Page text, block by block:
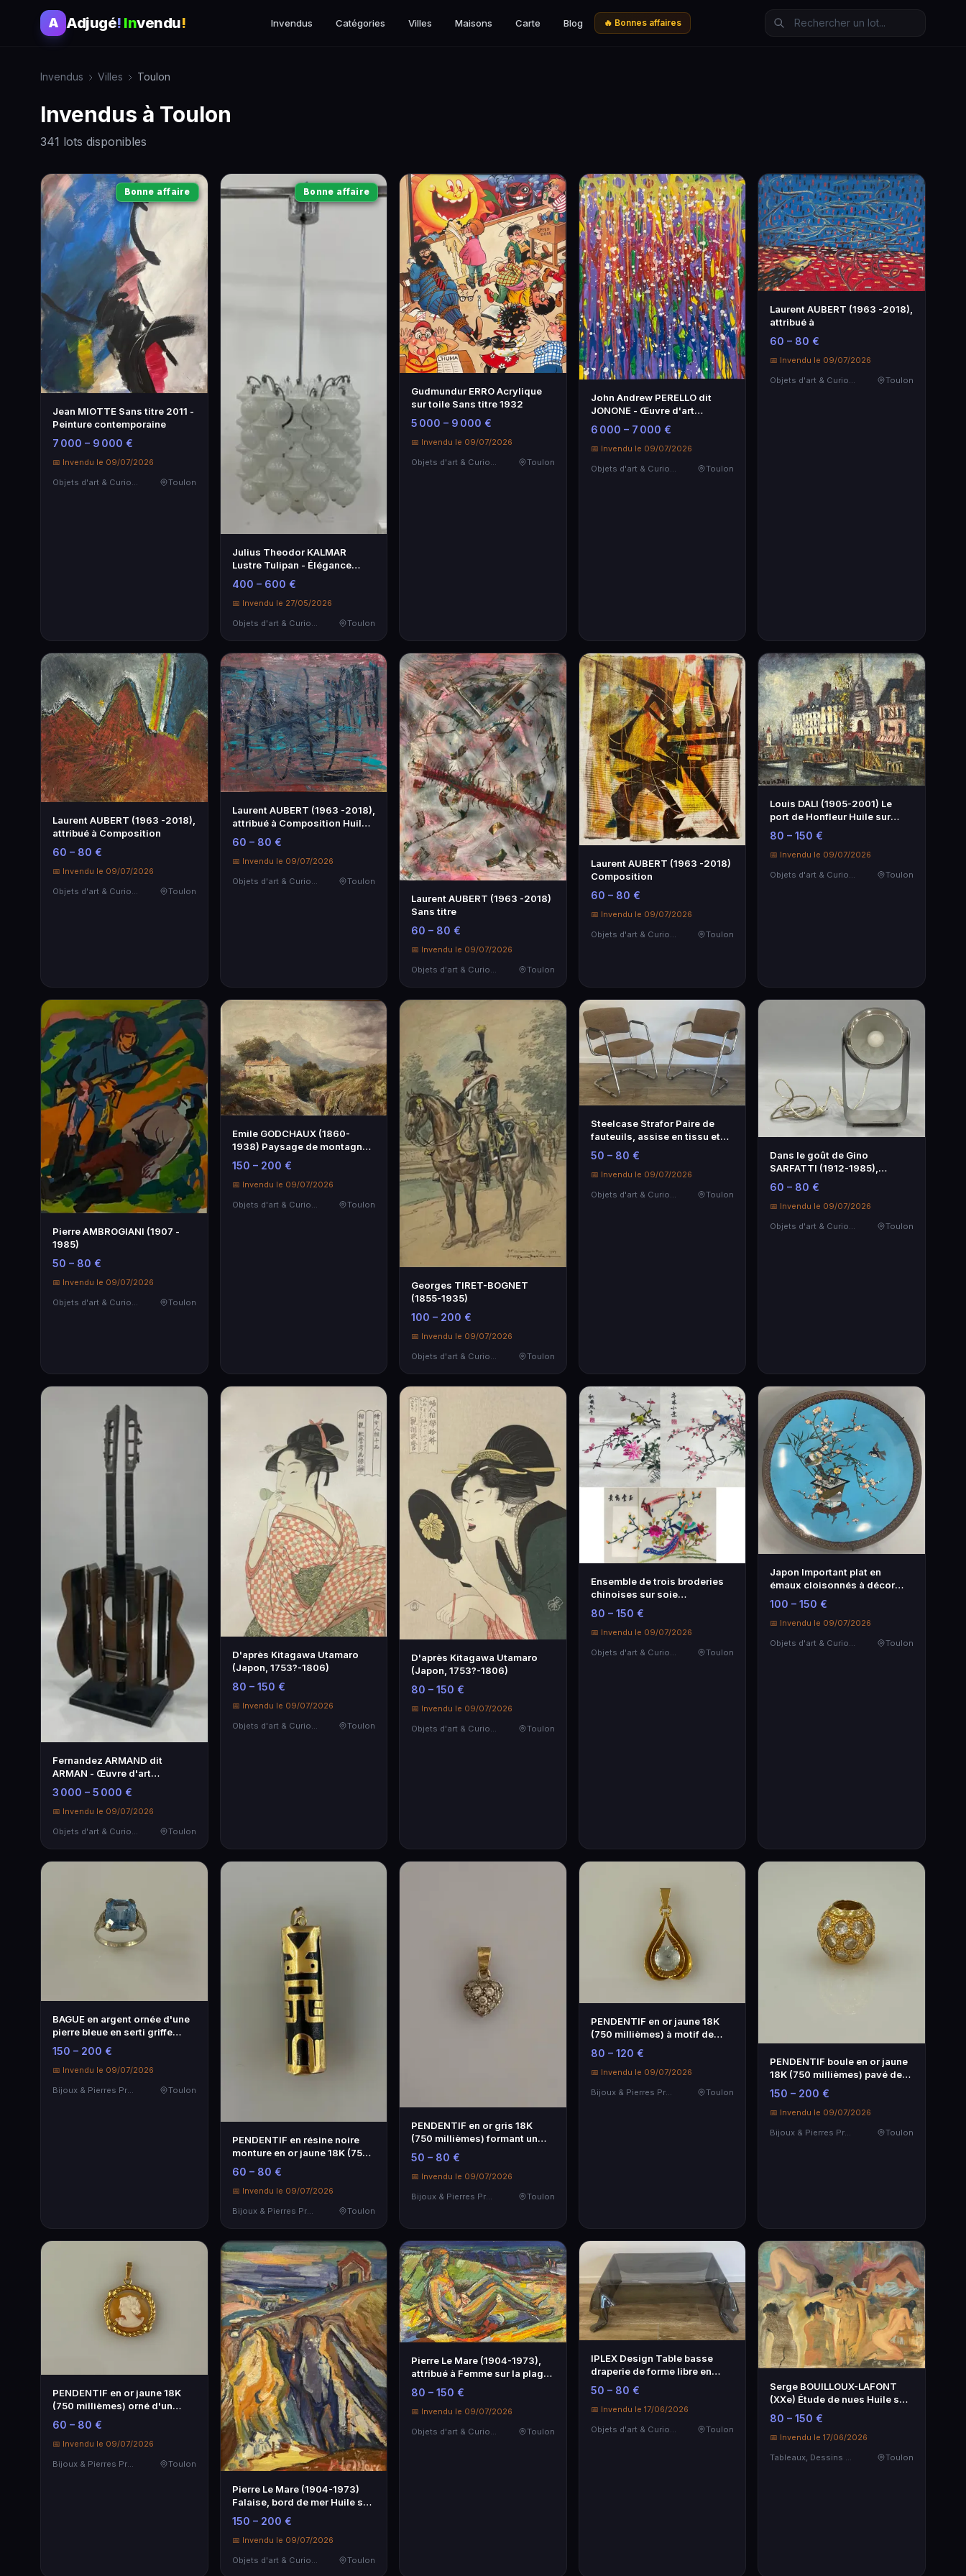
A Adjugé! Invendu! Invendus Catégories Villes Maisons Carte Blog 🔥 Bonnes affaires
Invendus Villes Toulon
Invendus à Toulon
341 lots disponibles
Bonne affaire
Jean MIOTTE Sans titre 2011 -
Peinture contemporaine
7 000 – 9 000 €
📅 Invendu le 09/07/2026
Toulon
Bonne affaire
Julius Theodor KALMAR
Lustre Tulipan - Élégance
Vintage
400 – 600 €
📅 Invendu le 27/05/2026
Toulon
Gudmundur ERRO Acrylique
sur toile Sans titre 1932
5 000 – 9 000 €
📅 Invendu le 09/07/2026
Objets d'art & Curiosités
Toulon
John Andrew PERELLO dit
JONONE - Œuvre d'art
contemporaine
6 000 – 7 000 €
📅 Invendu le 09/07/2026
Objets d'art & Curiosités
Toulon
Laurent AUBERT (1963 -2018),
attribué à
60 – 80 €
📅 Invendu le 09/07/2026
Toulon
Laurent AUBERT (1963 -2018),
attribué à Composition
60 – 80 €
📅 Invendu le 09/07/2026
Objets d'art & Curiosités
Toulon
Laurent AUBERT (1963 -2018),
attribué à Composition Huile
su…
60 – 80 €
📅 Invendu le 09/07/2026
Objets d'art & Curiosités
Toulon
Laurent AUBERT (1963 -2018)
Sans titre
60 – 80 €
📅 Invendu le 09/07/2026
Objets d'art & Curiosités
Toulon
Laurent AUBERT (1963 -2018)
Composition
60 – 80 €
📅 Invendu le 09/07/2026
Toulon
Louis DALI (1905-2001) Le
port de Honfleur Huile sur
toile S…
80 – 150 €
📅 Invendu le 09/07/2026
Objets d'art & Curiosités
Toulon
Pierre AMBROGIANI (1907 -
1985)
50 – 80 €
📅 Invendu le 09/07/2026
Toulon
Emile GODCHAUX (1860-
1938) Paysage de montagne
Huile sur toi…
150 – 200 €
📅 Invendu le 09/07/2026
Objets d'art & Curiosités
Toulon
Georges TIRET-BOGNET
(1855-1935)
100 – 200 €
📅 Invendu le 09/07/2026
Objets d'art & Curiosités
Toulon
Steelcase Strafor Paire de
fauteuils, assise en tissu et
piè…
50 – 80 €
📅 Invendu le 09/07/2026
Objets d'art & Curiosités
Toulon
Dans le goût de Gino
SARFATTI (1912-1985),
(Editeur Massive,…
60 – 80 €
📅 Invendu le 09/07/2026
Objets d'art & Curiosités
Toulon
Fernandez ARMAND dit
ARMAN - Œuvre d'art
espagnole
3 000 – 5 000 €
📅 Invendu le 09/07/2026
Objets d'art & Curiosités
Toulon
D'après Kitagawa Utamaro
(Japon, 1753?-1806)
80 – 150 €
📅 Invendu le 09/07/2026
Objets d'art & Curiosités
Toulon
D'après Kitagawa Utamaro
(Japon, 1753?-1806)
80 – 150 €
📅 Invendu le 09/07/2026
Objets d'art & Curiosités
Toulon
Ensemble de trois broderies
chinoises sur soie
représentant …
80 – 150 €
📅 Invendu le 09/07/2026
Toulon
Japon Important plat en
émaux cloisonnés à décor
d'oiseaux b…
100 – 150 €
📅 Invendu le 09/07/2026
Objets d'art & Curiosités
Toulon
BAGUE en argent ornée d'une
pierre bleue en serti griffe
Poi…
150 – 200 €
📅 Invendu le 09/07/2026
Bijoux & Pierres Précieuses
Toulon
PENDENTIF en résine noire
monture en or jaune 18K (750
milli…
60 – 80 €
📅 Invendu le 09/07/2026
Bijoux & Pierres Précieuses
Toulon
PENDENTIF en or gris 18K
(750 millièmes) formant un
coeur pa…
50 – 80 €
📅 Invendu le 09/07/2026
Bijoux & Pierres Précieuses
Toulon
PENDENTIF en or jaune 18K
(750 millièmes) à motif de
feuille…
80 – 120 €
📅 Invendu le 09/07/2026
Bijoux & Pierres Précieuses
Toulon
PENDENTIF boule en or jaune
18K (750 millièmes) pavé de
pier…
150 – 200 €
📅 Invendu le 09/07/2026
Toulon
PENDENTIF en or jaune 18K
(750 millièmes) orné d'un
camée en…
60 – 80 €
📅 Invendu le 09/07/2026
Bijoux & Pierres Précieuses
Toulon
Pierre Le Mare (1904-1973)
Falaise, bord de mer Huile sur
to…
150 – 200 €
📅 Invendu le 09/07/2026
Toulon
Pierre Le Mare (1904-1973),
attribué à Femme sur la plage
Go…
80 – 150 €
📅 Invendu le 09/07/2026
Objets d'art & Curiosités
Toulon
IPLEX Design Table basse
draperie de forme libre en
plexigla…
50 – 80 €
📅 Invendu le 17/06/2026
Objets d'art & Curiosités
Toulon
Serge BOUILLOUX-LAFONT
(XXe) Étude de nues Huile sur
toile S…
80 – 150 €
📅 Invendu le 17/06/2026
Toulon